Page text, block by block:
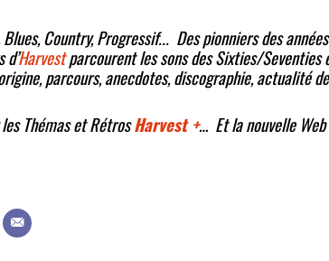
Blues, Country, Progressif... Des pionniers des
Harvestparcourent les sons des Sixties/Seventies
parcours, anecdotes, discographie, actualité
Thémas et RétrosHarvest +… Et la nouvelle